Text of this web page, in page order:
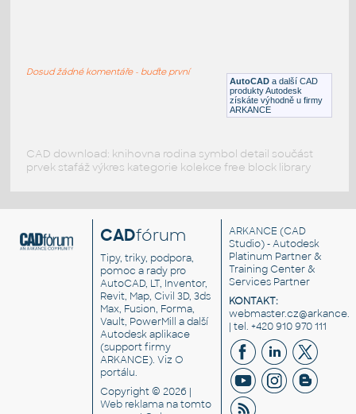
DWG Nábytek
AutoCAD a další CAD
produkty Autodesk
získáte výhodně u firmy
ARKANCE
Dosud žádné komentáře - buďte první
CAD download: knihovna rodina symbol detail součást
prvek stafáž výkres kategorie kolekce free block library
CADfórum
Tipy, triky, podpora,
pomoc a rady pro
AutoCAD, LT, Inventor,
Revit, Map, Civil 3D, 3ds
Max, Fusion, Forma,
Vault, PowerMill a další
Autodesk aplikace
(support firmy
ARKANCE). VizO
portálu.
Copyright © 2026 |
Web reklama na tomto
ARKANCE (CAD
Studio) - Autodesk
Platinum Partner &
Training Center &
Services Partner
KONTAKT:
| tel. +420 910 970 111